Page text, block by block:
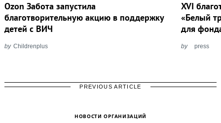
Ozon Забота запустила
благотворительную акцию в поддержку
детей с ВИЧ
by Childrenplus
XVI
«Белый
для
by press
PREVIOUS ARTICLE
НОВОСТИ ОРГАНИЗАЦИЙ